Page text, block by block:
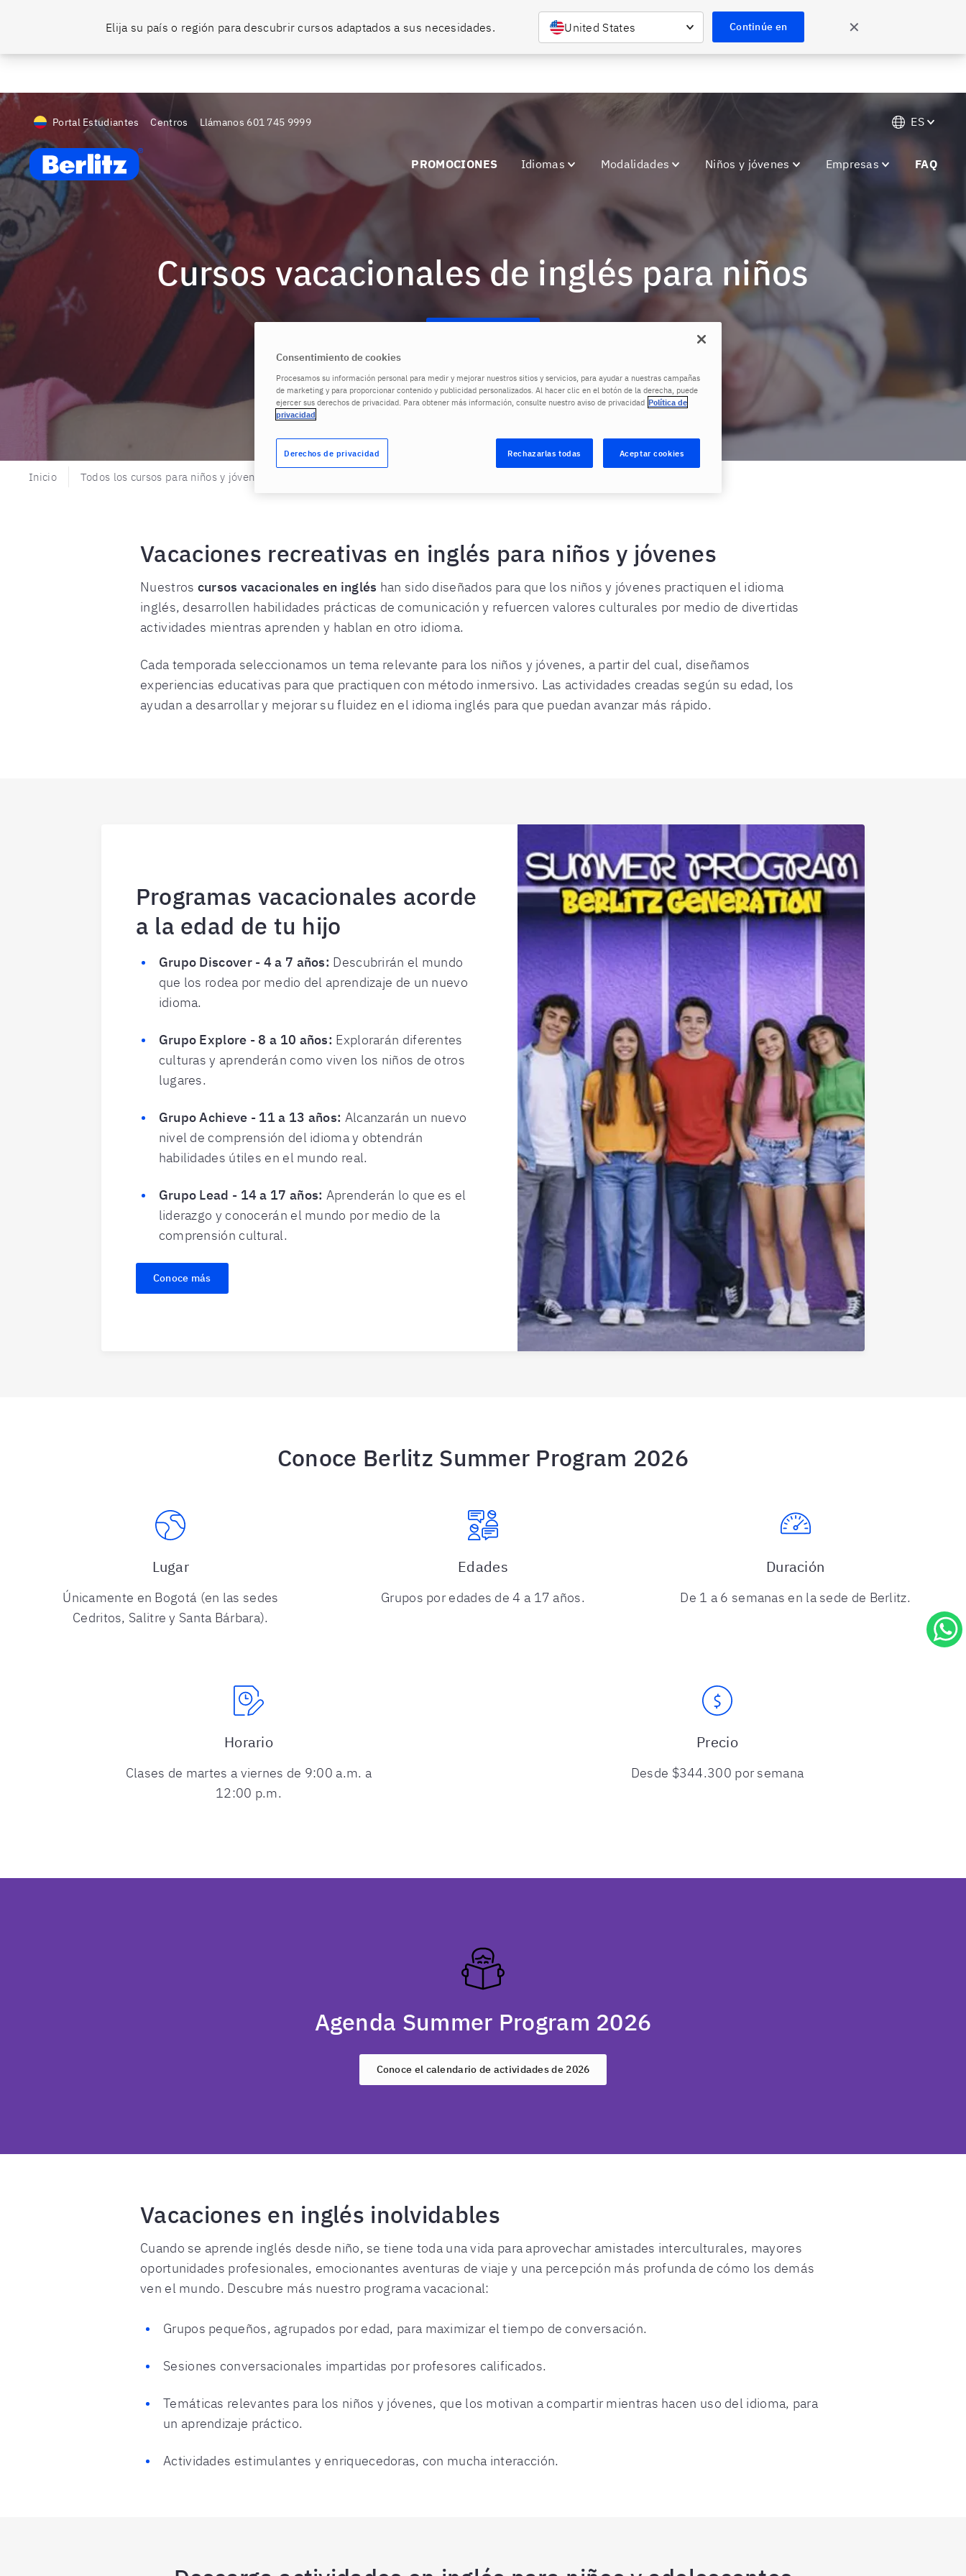
Elija su país o región para descubrir cursos adaptados a sus necesidades. United States Continúe en ✕
Portal Estudiantes Centros Llámanos 601 745 9999 ES
Berlitz CO
PROMOCIONES Idiomas Modalidades Niños y jóvenes Empresas FAQ
Cursos vacacionales de inglés para niños
Inicio Todos los cursos para niños y jóvenes
Vacaciones recreativas en inglés para niños y jóvenes
Nuestros cursos vacacionales en inglés han sido diseñados para que los niños y jóvenes practiquen el idioma
inglés, desarrollen habilidades prácticas de comunicación y refuercen valores culturales por medio de divertidas
actividades mientras aprenden y hablan en otro idioma.
Cada temporada seleccionamos un tema relevante para los niños y jóvenes, a partir del cual, diseñamos
experiencias educativas para que practiquen con método inmersivo. Las actividades creadas según su edad, los
ayudan a desarrollar y mejorar su fluidez en el idioma inglés para que puedan avanzar más rápido.
Programas vacacionales acorde
a la edad de tu hijo
Grupo Discover - 4 a 7 años: Descubrirán el mundo
que los rodea por medio del aprendizaje de un nuevo
idioma.
Grupo Explore - 8 a 10 años: Explorarán diferentes
culturas y aprenderán como viven los niños de otros
lugares.
Grupo Achieve - 11 a 13 años: Alcanzarán un nuevo
nivel de comprensión del idioma y obtendrán
habilidades útiles en el mundo real.
Grupo Lead - 14 a 17 años: Aprenderán lo que es el
liderazgo y conocerán el mundo por medio de la
comprensión cultural.
Conoce más
Conoce Berlitz Summer Program 2026
Lugar
Únicamente en Bogotá (en las sedes
Cedritos, Salitre y Santa Bárbara).
Edades
Grupos por edades de 4 a 17 años.
Duración
De 1 a 6 semanas en la sede de Berlitz.
Horario
Clases de martes a viernes de 9:00 a.m. a
12:00 p.m.
Precio
Desde $344.300 por semana
Agenda Summer Program 2026
Conoce el calendario de actividades de 2026
Vacaciones en inglés inolvidables
Cuando se aprende inglés desde niño, se tiene toda una vida para aprovechar amistades interculturales, mayores
oportunidades profesionales, emocionantes aventuras de viaje y una percepción más profunda de cómo los demás
ven el mundo. Descubre más nuestro programa vacacional:
Grupos pequeños, agrupados por edad, para maximizar el tiempo de conversación.
Sesiones conversacionales impartidas por profesores calificados.
Temáticas relevantes para los niños y jóvenes, que los motivan a compartir mientras hacen uso del idioma, para
un aprendizaje práctico.
Actividades estimulantes y enriquecedoras, con mucha interacción.
Consentimiento de cookies
Procesamos su información personal para medir y mejorar nuestros sitios y servicios, para ayudar a nuestras campañas
de marketing y para proporcionar contenido y publicidad personalizados. Al hacer clic en el botón de la derecha, puede
ejercer sus derechos de privacidad. Para obtener más información, consulte nuestro aviso de privacidad Política de
privacidad
Derechos de privacidad Rechazarlas todas Aceptar cookies